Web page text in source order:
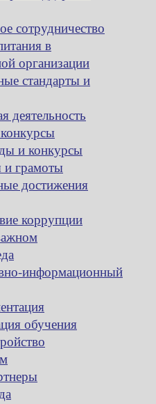
сотрудничество
в
организации
стандарты и
деятельность
и конкурсы
грамоты
достижения
коррупции
информационный
обучения